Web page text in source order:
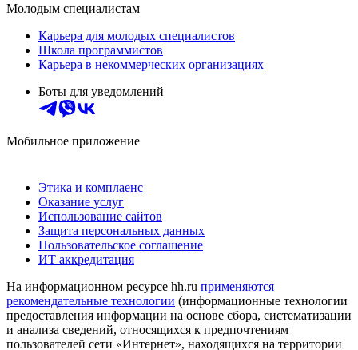
Молодым специалистам
Карьера для молодых специалистов
Школа программистов
Карьера в некоммерческих организациях
Боты для уведомлений
Мобильное приложение
Этика и комплаенс
Оказание услуг
Использование сайтов
Защита персональных данных
Пользовательское соглашение
ИТ аккредитация
На информационном ресурсе hh.ru применяются
рекомендательные технологии (информационные технологии
предоставления информации на основе сбора, систематизации
и анализа сведений, относящихся к предпочтениям
пользователей сети «Интернет», находящихся на территории